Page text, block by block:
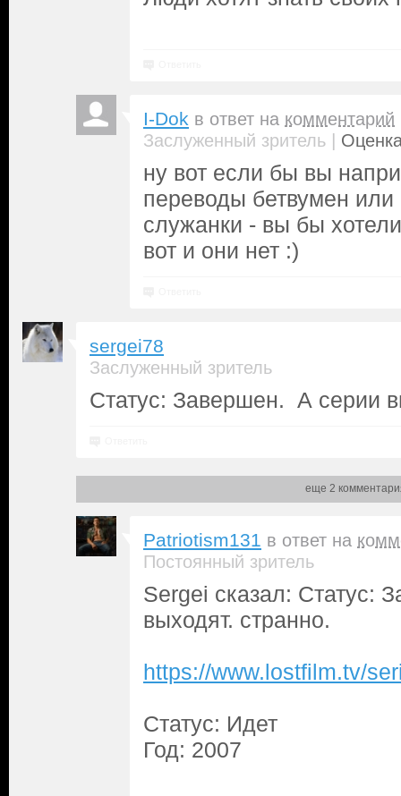
I-Dok в ответ на комментарий
Заслуженный зритель |
ну вот если бы вы
переводы бетвумен или
служанки - вы бы
вот и они нет :)
sergei78
Заслуженный зритель
Статус: Завершен. А серии
еще 2
Patriotism131 в ответ на
Постоянный зритель
Sergei сказал: Статус:
выходят. странно.
https://www.lostfilm.tv/
Статус: Идет
Год: 2007